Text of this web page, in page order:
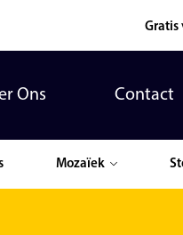
Gratis
Ons Contact
Mozaïek